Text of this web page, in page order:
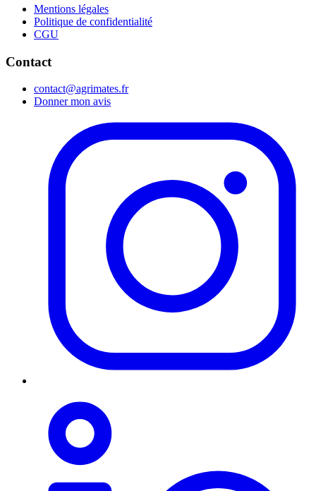
Mentions légales
Politique de confidentialité
CGU
Contact
contact@agrimates.fr
Donner mon avis